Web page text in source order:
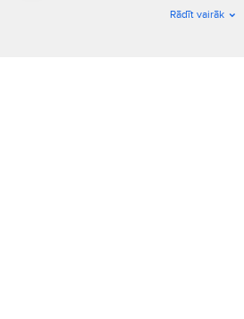
Gaisa vidējā temperatūra decembrī - -1°C.
Rādīt vairāk